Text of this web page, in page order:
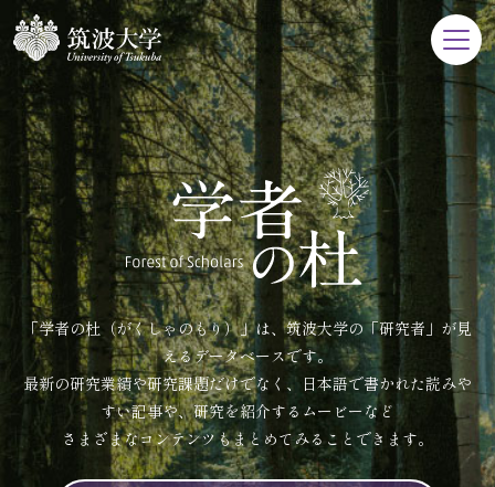
「学者の杜（がくしゃのもり）」は、筑波大学の「研究者」が見
えるデータベースです。
最新の研究業績や研究課題だけでなく、日本語で書かれた読みや
すい記事や、研究を紹介するムービーなど
さまざまなコンテンツもまとめてみることできます。